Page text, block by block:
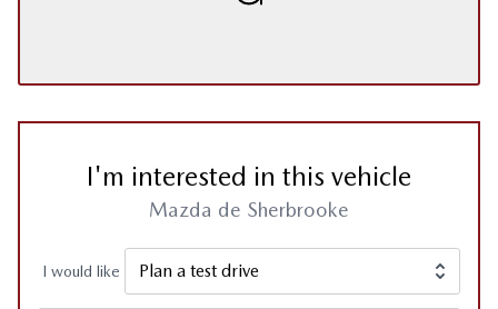
I'm interested in this vehicle
Mazda de Sherbrooke
I would like